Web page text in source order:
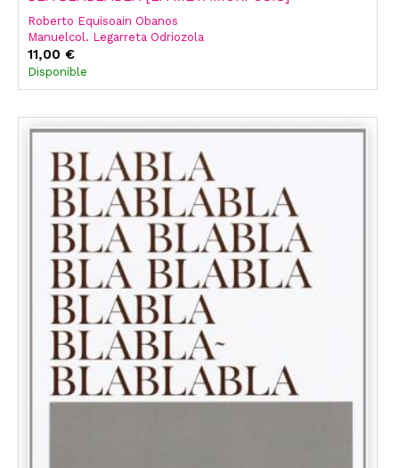
Roberto Equisoain Obanos
Manuelcol. Legarreta Odriozola
Garikoitzed. Lit. Fraga Angoitia
11,00 €
Disponible